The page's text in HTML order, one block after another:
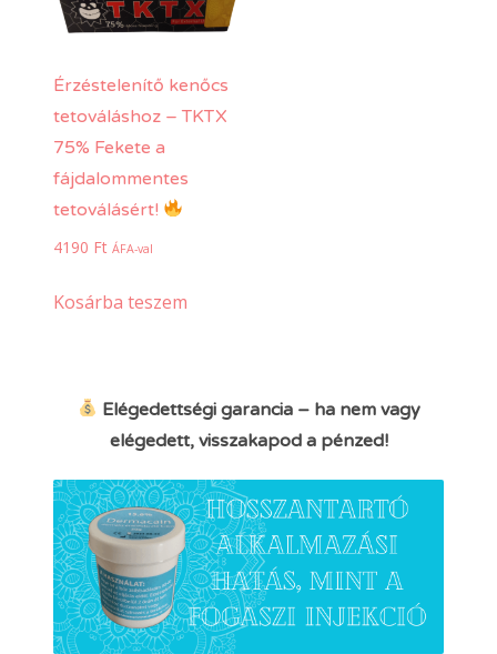
Érzéstelenítő kenőcs
tetováláshoz – TKTX
75% Fekete a
fájdalommentes
tetoválásért!
4190 Ft ÁFA-val
Kosárba teszem
Elégedettségi garancia – ha nem vagy
elégedett, visszakapod a pénzed!